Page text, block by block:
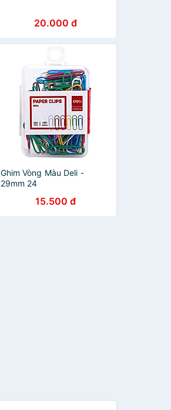
20.000 đ
Ghim Vòng Màu Deli -
29mm 24
15.500 đ